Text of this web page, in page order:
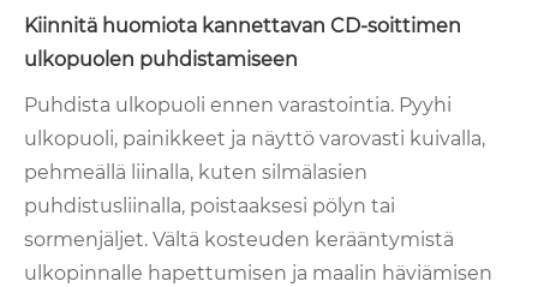
Kiinnitä huomiota kannettavan CD-soittimen
ulkopuolen puhdistamiseen
Puhdista ulkopuoli ennen varastointia. Pyyhi
ulkopuoli, painikkeet ja näyttö varovasti kuivalla,
pehmeällä liinalla, kuten silmälasien
puhdistusliinalla, poistaaksesi pölyn tai
sormenjäljet. Vältä kosteuden kerääntymistä
ulkopinnalle hapettumisen ja maalin häviämisen